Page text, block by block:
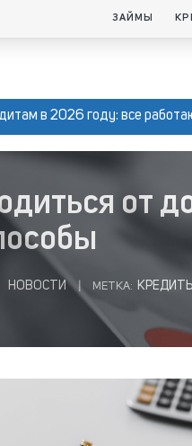
ЗАЙМЫ
в 2026 году: все
от
НОВОСТИ МЕТКА: КРЕДИТЫ